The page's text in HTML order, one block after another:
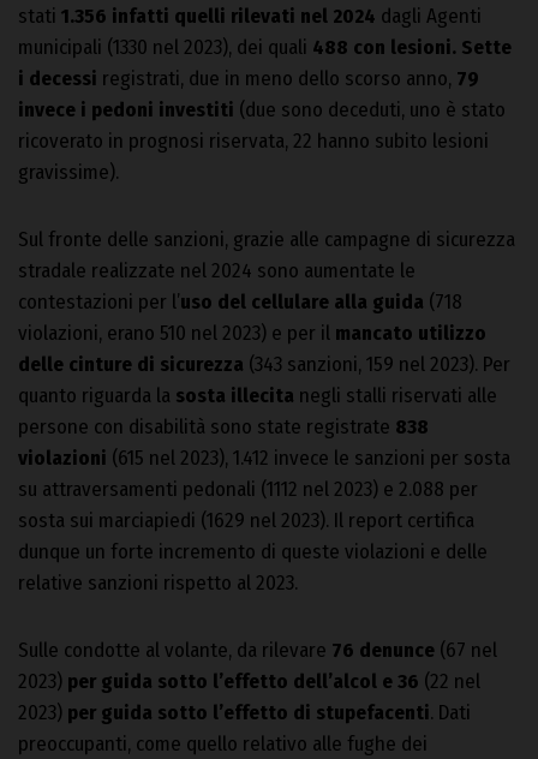
stati 1.356 infatti quelli rilevati nel 2024 dagli Agenti
municipali (1330 nel 2023), dei quali 488 con lesioni. Sette
i decessi registrati, due in meno dello scorso anno, 79
invece i pedoni investiti (due sono deceduti, uno è stato
ricoverato in prognosi riservata, 22 hanno subito lesioni
gravissime).
Sul fronte delle sanzioni, grazie alle campagne di sicurezza
stradale realizzate nel 2024 sono aumentate le
contestazioni per l’uso del cellulare alla guida (718
violazioni, erano 510 nel 2023) e per il mancato utilizzo
delle cinture di sicurezza (343 sanzioni, 159 nel 2023). Per
quanto riguarda la sosta illecita negli stalli riservati alle
persone con disabilità sono state registrate 838
violazioni (615 nel 2023), 1.412 invece le sanzioni per sosta
su attraversamenti pedonali (1112 nel 2023) e 2.088 per
sosta sui marciapiedi (1629 nel 2023). Il report certifica
dunque un forte incremento di queste violazioni e delle
relative sanzioni rispetto al 2023.
Sulle condotte al volante, da rilevare 76 denunce (67 nel
2023) per guida sotto l’effetto dell’alcol e 36 (22 nel
2023) per guida sotto l’effetto di stupefacenti. Dati
preoccupanti, come quello relativo alle fughe dei